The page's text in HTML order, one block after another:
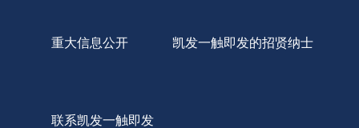
重大信息公开 凯发一触即发的招贤纳士
联系凯发一触即发